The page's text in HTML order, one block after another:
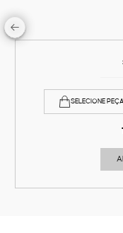
SELECIONE